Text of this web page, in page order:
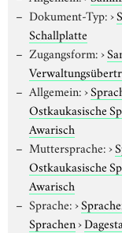
Dokument-Typ:›
Schallplatte
Zugangsform:›
Allgemein:›
Ostkaukasische
Awarisch
Muttersprache:›
Ostkaukasische
Awarisch
Sprache:›
Sprachen›